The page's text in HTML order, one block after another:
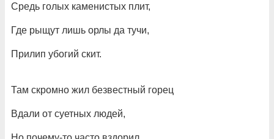
Средь голых каменистых плит,
Где рыщут лишь орлы да тучи,
Прилип убогий скит.
Там скромно жил безвестный горец
Вдали от суетных людей,